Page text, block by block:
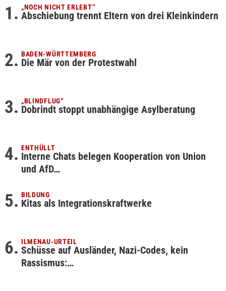
„NOCH NICHT ERLEBT“
Abschiebung trennt Eltern von drei Kleinkindern
BADEN-WÜRTTEMBERG
Die Mär von der Protestwahl
„BLINDFLUG“
Dobrindt stoppt unabhängige Asylberatung
ENTHÜLLT
Interne Chats belegen Kooperation von Union
und AfD…
BILDUNG
Kitas als Integrationskraftwerke
ILMENAU-URTEIL
Schüsse auf Ausländer, Nazi-Codes, kein
Rassismus:…